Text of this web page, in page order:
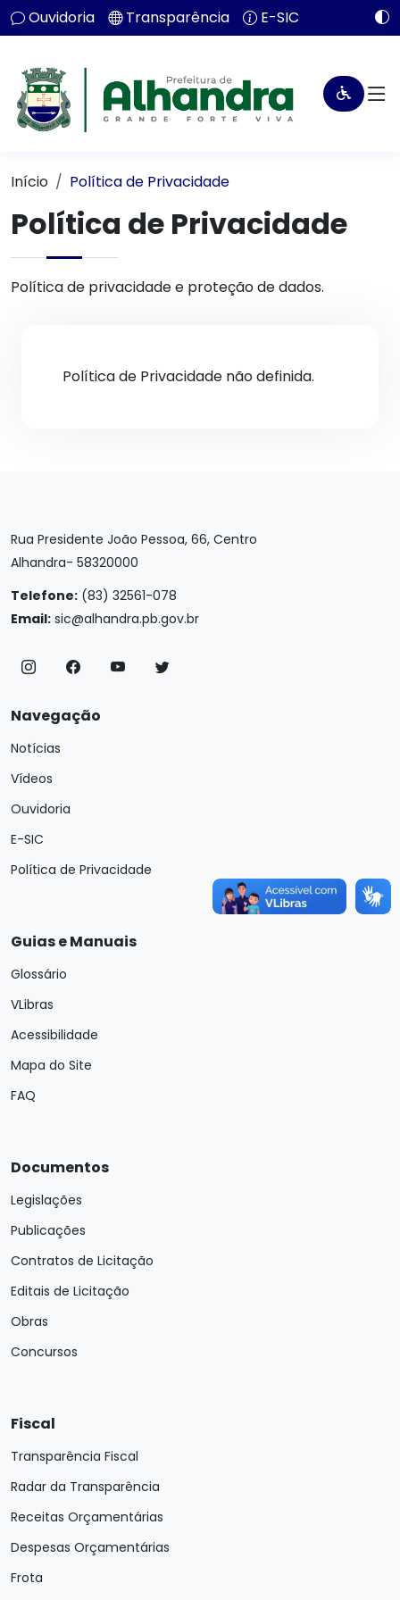
Ouvidoria Transparência E-SIC
Início Política de Privacidade
Política de Privacidade
Política de privacidade e proteção de dados.
Política de Privacidade não definida.
Rua Presidente João Pessoa, 66, Centro
Alhandra- 58320000
Telefone: (83) 32561-078
Email: sic@alhandra.pb.gov.br
Navegação
Notícias
Vídeos
Ouvidoria
E-SIC
Política de Privacidade
Guias e Manuais
Glossário
VLibras
Acessibilidade
Mapa do Site
FAQ
Documentos
Legislações
Publicações
Contratos de Licitação
Editais de Licitação
Obras
Concursos
Fiscal
Transparência Fiscal
Radar da Transparência
Receitas Orçamentárias
Despesas Orçamentárias
Frota